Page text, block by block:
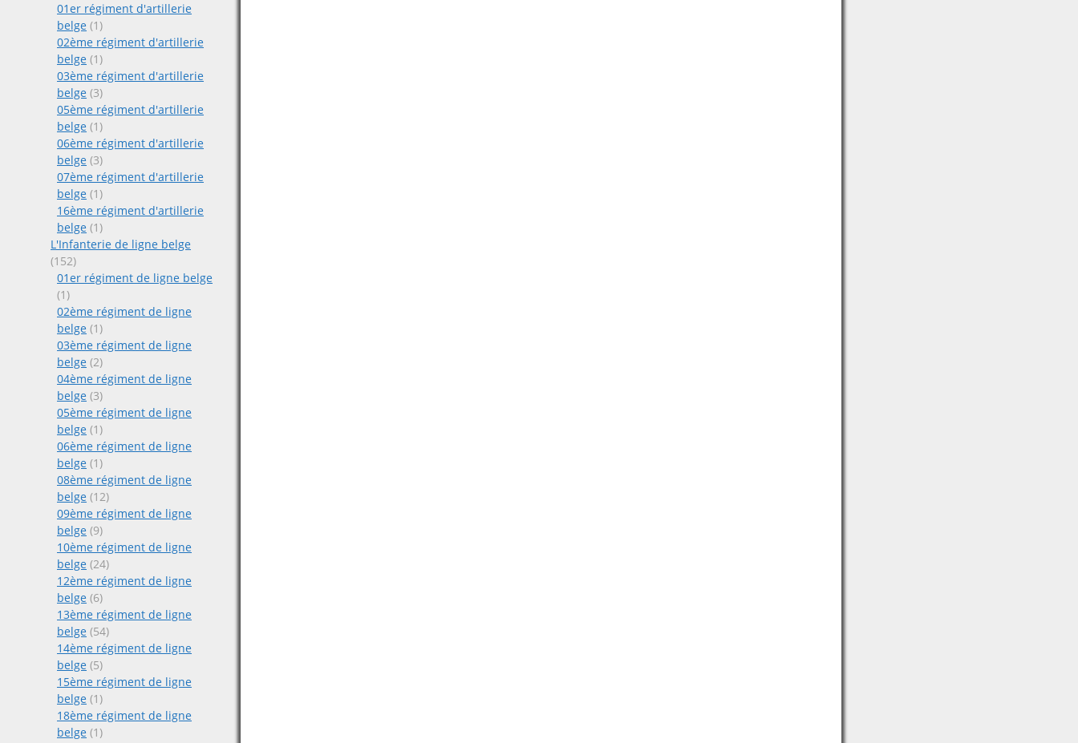
01er régiment d'artillerie
belge (1)
02ème régiment d'artillerie
belge (1)
03ème régiment d'artillerie
belge (3)
05ème régiment d'artillerie
belge (1)
06ème régiment d'artillerie
belge (3)
07ème régiment d'artillerie
belge (1)
16ème régiment d'artillerie
belge (1)
L'Infanterie de ligne belge
(152)
01er régiment de ligne belge
(1)
02ème régiment de ligne
belge (1)
03ème régiment de ligne
belge (2)
04ème régiment de ligne
belge (3)
05ème régiment de ligne
belge (1)
06ème régiment de ligne
belge (1)
08ème régiment de ligne
belge (12)
09ème régiment de ligne
belge (9)
10ème régiment de ligne
belge (24)
12ème régiment de ligne
belge (6)
13ème régiment de ligne
belge (54)
14ème régiment de ligne
belge (5)
15ème régiment de ligne
belge (1)
18ème régiment de ligne
belge (1)